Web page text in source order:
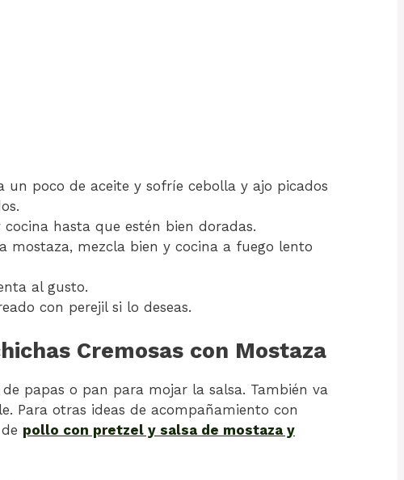
un poco de aceite y sofríe cebolla y ajo picados
cocina hasta que estén bien doradas.
mostaza, mezcla bien y cocina a fuego lento
al gusto.
con perejil si lo deseas.
Cremosas con Mostaza
papas o pan para mojar la salsa. También va
Para otras ideas de acompañamiento con
pollo con pretzel y salsa de mostaza y